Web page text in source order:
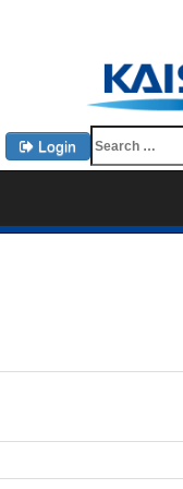
Login